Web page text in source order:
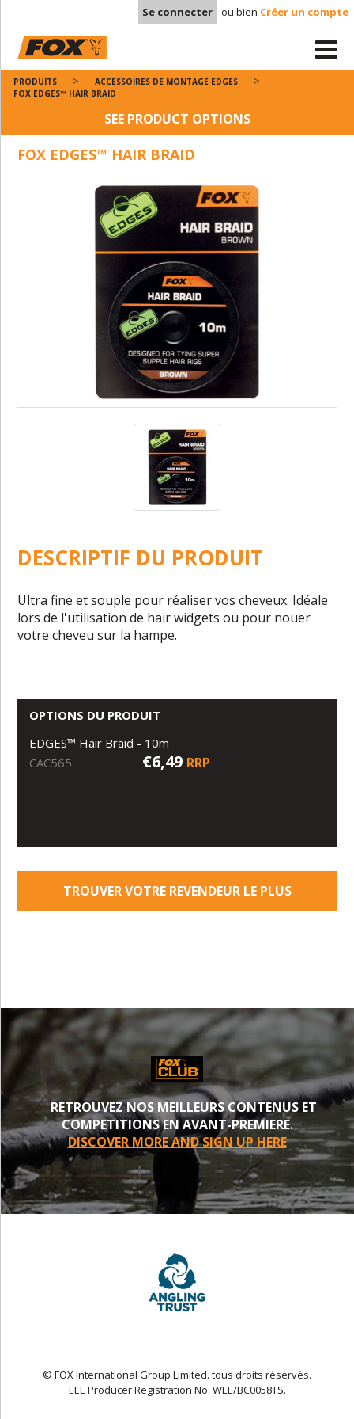
Se connecter ou bien Créer un compte
PRODUITS
ACCESSOIRES DE MONTAGE EDGES
FOX EDGES™ HAIR BRAID
SEE PRODUCT OPTIONS
FOX EDGES™ HAIR BRAID
DESCRIPTIF DU PRODUIT
Ultra fine et souple pour réaliser vos cheveux. Idéale
lors de l'utilisation de hair widgets ou pour nouer
votre cheveu sur la hampe.
OPTIONS DU PRODUIT
EDGES™ Hair Braid - 10m
CAC565
€6,49 RRP
TROUVER VOTRE REVENDEUR LE PLUS
RETROUVEZ NOS MEILLEURS CONTENUS ET
COMPETITIONS EN AVANT-PREMIERE.
DISCOVER MORE AND SIGN UP HERE
© FOX International Group Limited. tous droits réservés.
EEE Producer Registration No. WEE/BC0058TS.